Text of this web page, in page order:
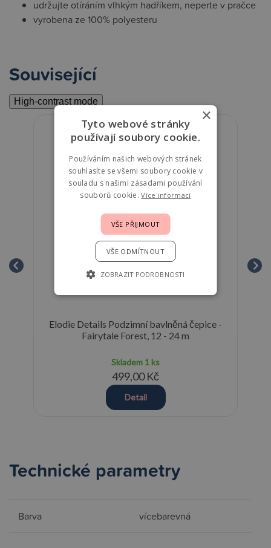
udržujte otíráním vlhkým hadříkem, neperte v pračce
vyrobena ze 100% polyesteru
Související
High-contrast mode
Elodie Details Podzimní bavlněná čepice -
Fairytale Forest, 12 - 24 m
Skladem 1 ks
499,00 Kč
Detail
Technické parametry
Barva vícebarevná
×
Tyto webové stránky
používají soubory cookie.
Používáním našich webových stránek
souhlasíte se všemi soubory cookie v
souladu s našimi zásadami používání
souborů cookie.Více informací
VŠE PŘIJMOUT
VŠE ODMÍTNOUT
ZOBRAZIT PODROBNOSTI